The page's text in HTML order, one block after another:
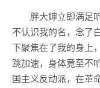
胖大婶立即满足
不认识我的名，念了
下聚焦在了我的身上
跳加速，身体竟至不
国主义反动派，在革